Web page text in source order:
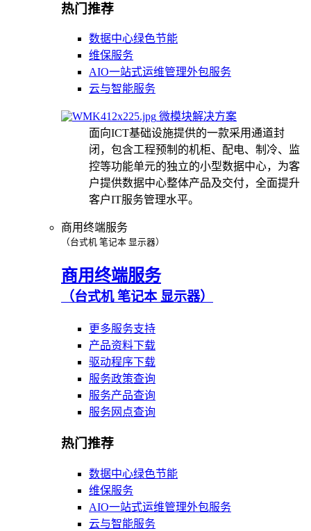
热门推荐
数据中心绿色节能
维保服务
AIO一站式运维管理外包服务
云与智能服务
微模块解决方案
面向ICT基础设施提供的一款采用通道封
闭，包含工程预制的机柜、配电、制冷、监
控等功能单元的独立的小型数据中心，为客
户提供数据中心整体产品及交付，全面提升
客户IT服务管理水平。
商用终端服务
（台式机 笔记本 显示器）
商用终端服务
（台式机 笔记本 显示器）
更多服务支持
产品资料下载
驱动程序下载
服务政策查询
服务产品查询
服务网点查询
热门推荐
数据中心绿色节能
维保服务
AIO一站式运维管理外包服务
云与智能服务